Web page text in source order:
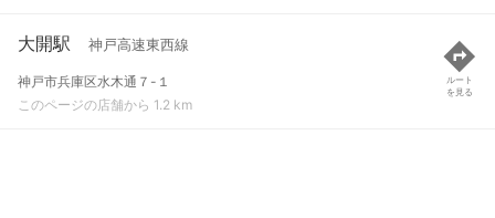
大開駅 神戸高速東西線
神戸市兵庫区水木通７-１
このページの店舗から 1.2 km
ルート
を見る